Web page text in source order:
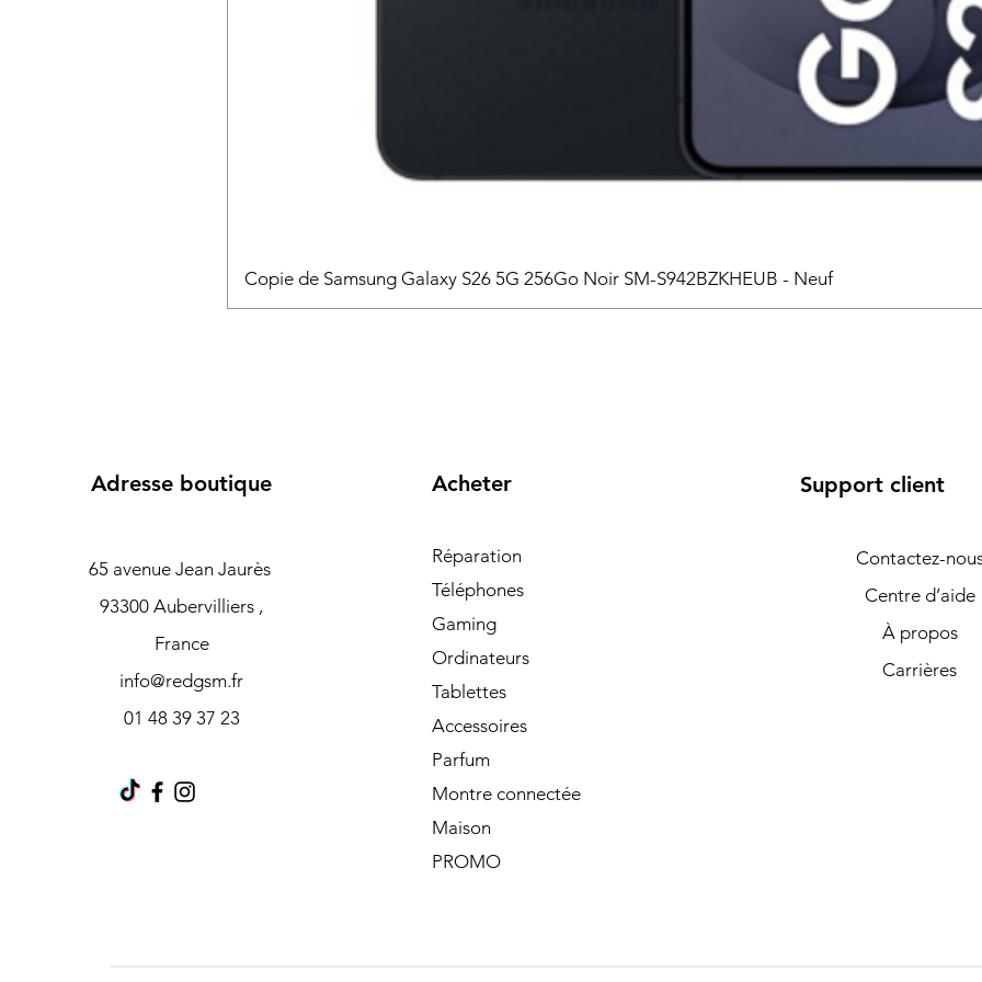
Copie de Samsung Galaxy S26 5G 256Go Noir SM-S942BZKHEUB - Neuf
Adresse boutique
65 avenue Jean Jaurès
93300 Aubervilliers ,
France
info@redgsm.fr
01 48 39 37 23
Acheter
Réparation
Téléphones
Gaming
Ordinateurs
Tablettes
Accessoires
Parfum
Montre connectée
Maison
PROMO
Support client
Contactez-
Centre d’aide
À propos
Carrières